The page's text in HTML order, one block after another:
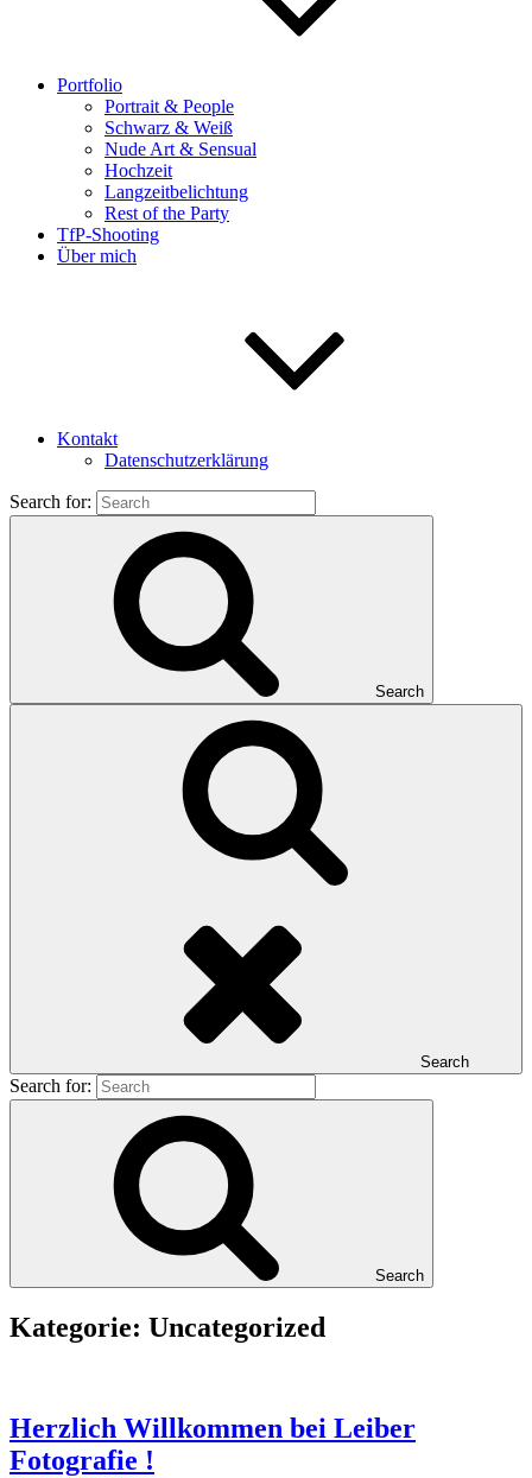
Portfolio
Portrait & People
Schwarz & Weiß
Nude Art & Sensual
Hochzeit
Langzeitbelichtung
Rest of the Party
TfP-Shooting
Über mich
Kontakt
Datenschutzerklärung
Search for:
Search
Search
Search for:
Search
Kategorie: Uncategorized
Herzlich Willkommen bei Leiber
Fotografie !